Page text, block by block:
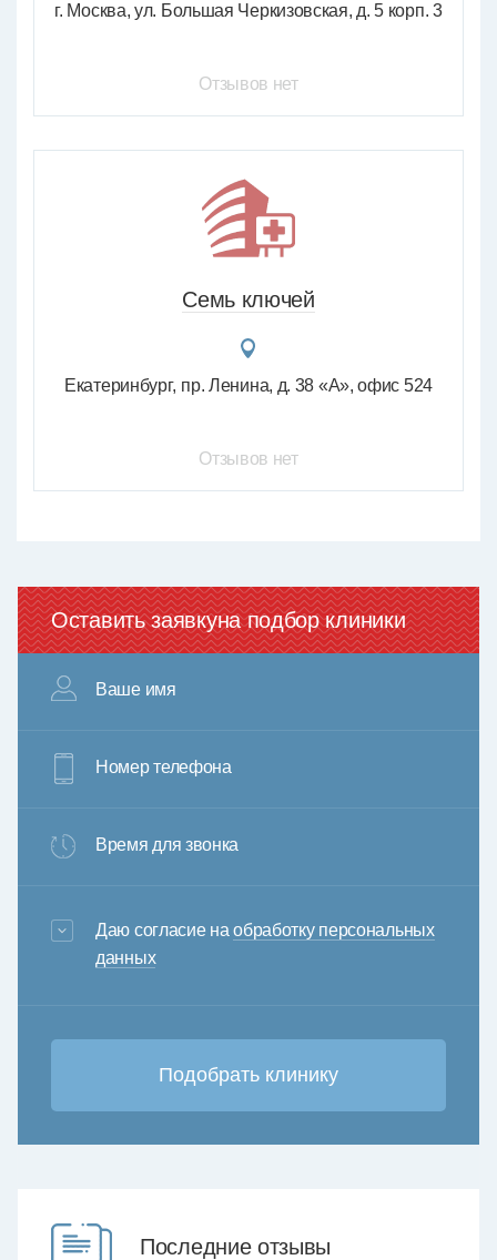
г. Москва, ул. Большая Черкизовская, д. 5 корп. 3
Отзывов нет
Семь ключей
Екатеринбург пр. Ленина, д. 38 «А», офис 524
Отзывов нет
Оставить заявкуна подбор клиники
Ваше имя
Номер телефона
Время для звонка
3+6=
Даю согласие наобработку персональных
данных
Последние отзывы